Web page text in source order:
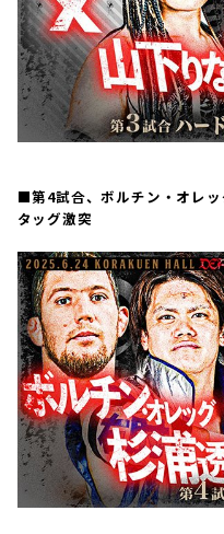
■第4試合、ボルチン・オレ
タッグ激突